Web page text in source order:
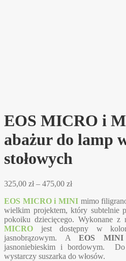
EOS MICRO i
abażur do lamp
stołowych
325,00 zł – 475,00 złZakres
od
325,00 zł
do
475,00 zł
EOS MICRO i MINI mimo
wielkim projektem, który subtelnie
pokoiku dziecięcego. Wykonane z
MICRO jest dostępny w
jasnobrązowym. AEOS MINI
jasnoniebieskim i bordowym.
wystarczy suszarka do włosów.